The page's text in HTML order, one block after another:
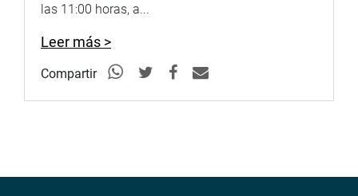
las 11:00 horas, a...
Leer más >
Compartir